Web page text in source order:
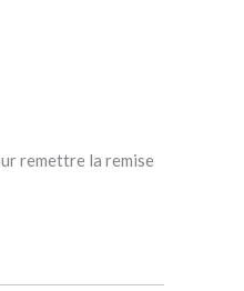
remettre la remise